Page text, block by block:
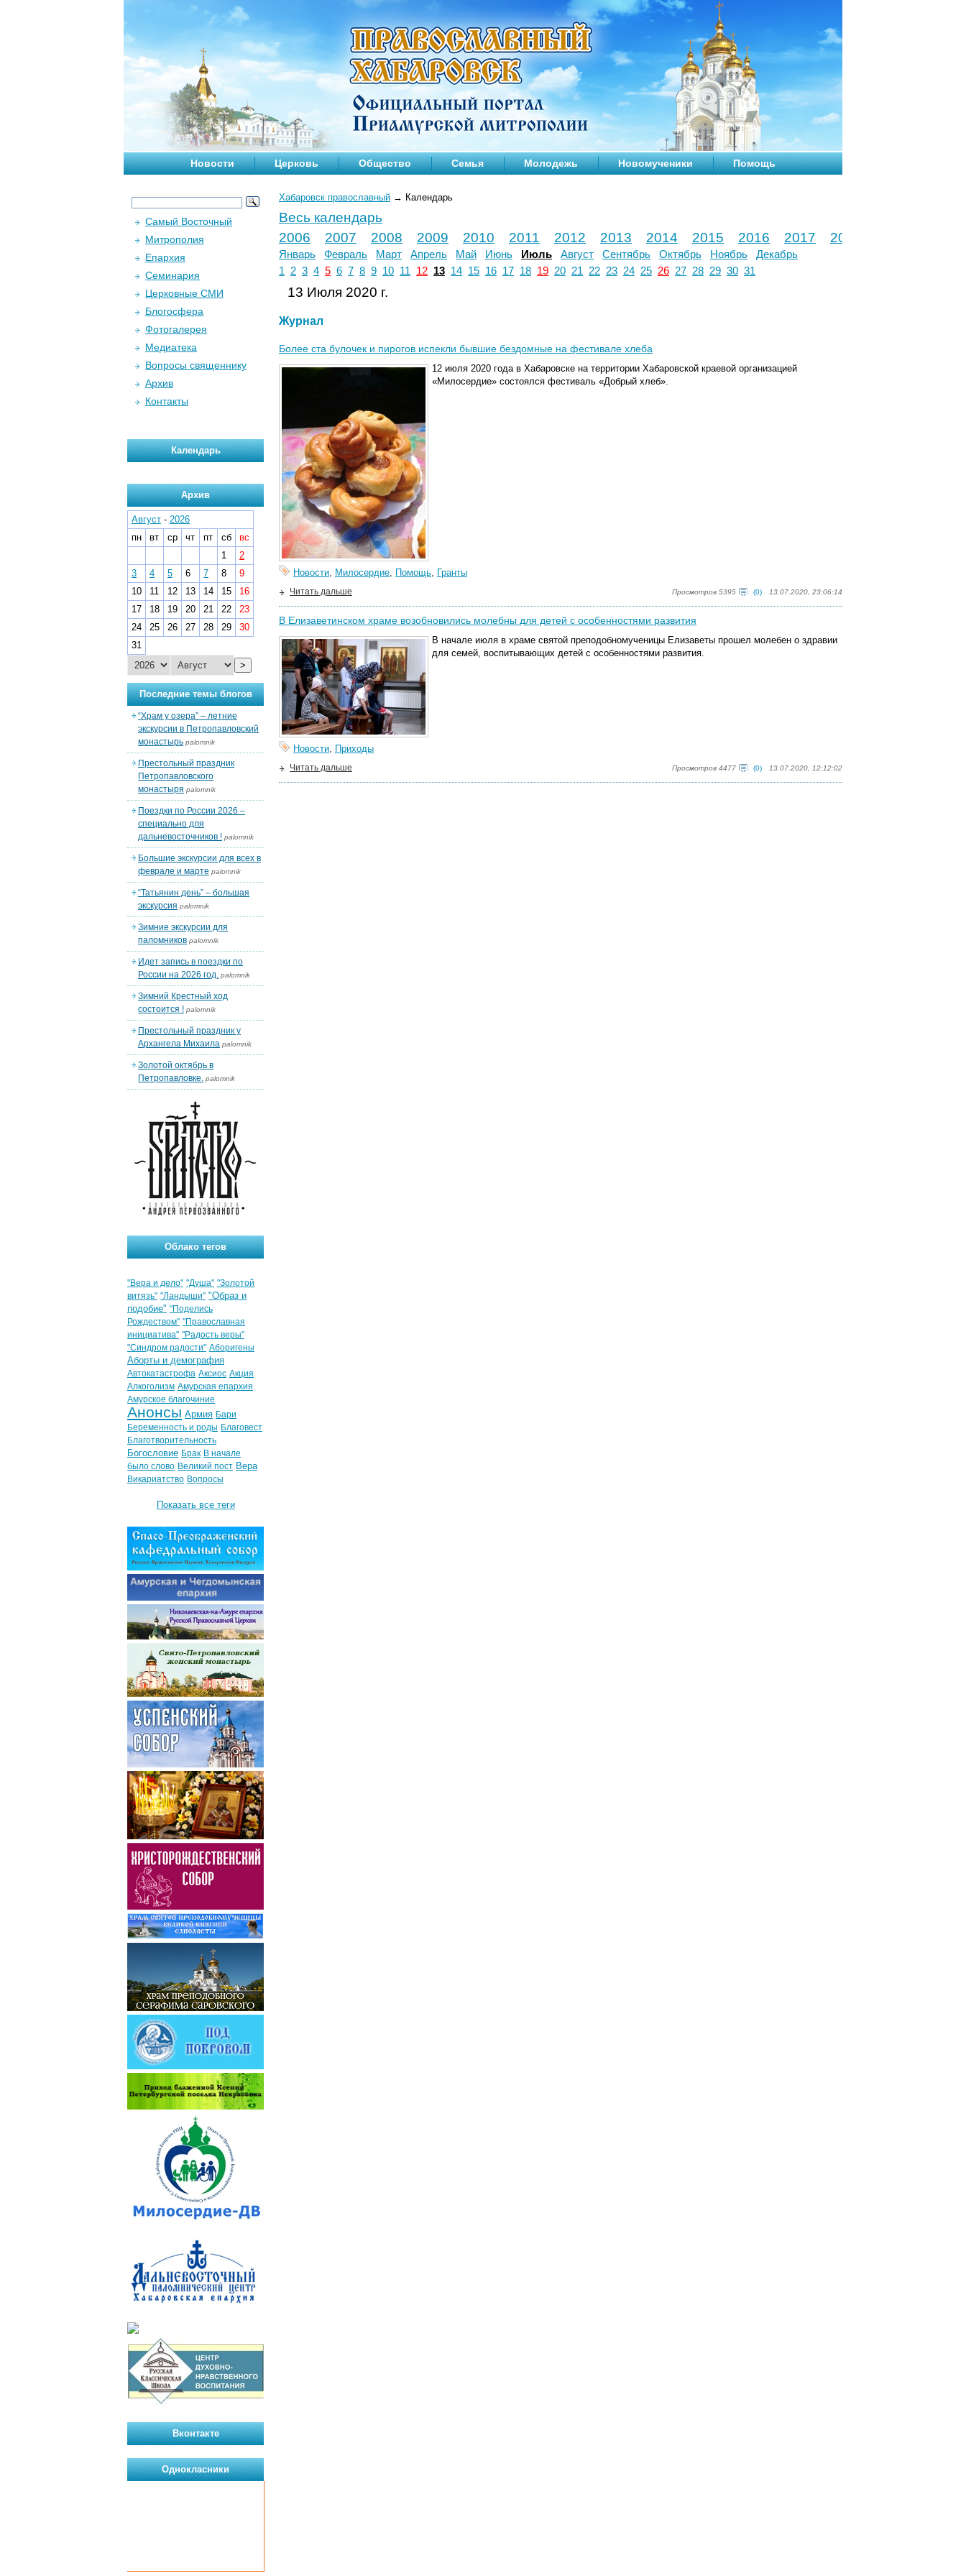
Новости Церковь Общество Семья Молодежь Новомученики Помощь
Хабаровск православный → Календарь
Весь календарь
2006
2007 2008 2009 2010 2011 2012 2013 2014 2015 2016 2017 2018
Январь Февраль Март Апрель Май Июнь Июль Август Сентябрь Октябрь Ноябрь
Декабрь
1
2 3 4 5 6 7 8 9 10 11 12 13 14 15 16 17 18 19 20 21 22 23 24 25 26 27 28 29 30 31
13 Июля 2020 г.
Журнал
Более ста булочек и пирогов испекли бывшие бездомные на фестивале хлеба
12 июля 2020 года в Хабаровске на территории Хабаровской краевой организацией
«Милосердие» состоялся фестиваль «Добрый хлеб».
Новости, Милосердие, Помощь, Гранты
Просмотров 5395 (0) 13.07.2020, 23:06:14
Читать дальше
В Елизаветинском храме возобновились молебны для детей с особенностями развития
В начале июля в храме святой преподобномученицы Елизаветы прошел молебен о здравии
для семей, воспитывающих детей с особенностями развития.
Новости, Приходы
Просмотров 4477 (0) 13.07.2020, 12:12:02
Читать дальше
Самый Восточный
Митрополия
Епархия
Семинария
Церковные СМИ
Блогосфера
Фотогалерея
Медиатека
Вопросы священнику
Архив
Контакты
Календарь
Архив
Август - 2026
пн
вт ср чт пт сб
вс
1
2
3
4 5 6 7 8
9
10
11 12 13 14 15
16
17
18 19 20 21 22
23
24
25 26 27 28 29
30
31
>
Последние темы блогов
“Храм у озера” – летние
экскурсии в Петропавловский
монастырь palomnik
Престольный праздник
Петропавловского
монастыря palomnik
Поездки по России 2026 –
специально для
дальневосточников ! palomnik
Большие экскурсии для всех в
феврале и марте palomnik
“Татьянин день” – большая
экскурсия palomnik
Зимние экскурсии для
паломников palomnik
Идет запись в поездки по
России на 2026 год. palomnik
Зимний Крестный ход
состоится ! palomnik
Престольный праздник у
Архангела Михаила palomnik
Золотой октябрь в
Петропавловке. palomnik
Облако тегов
"Вера и дело" "Душа" "Золотой
витязь" "Ландыши" "Образ и
подобие" "Поделись
Рождеством" "Православная
инициатива" "Радость веры"
"Синдром радости" Аборигены
Аборты и демография
Автокатастрофа Аксиос Акция
Алкоголизм Амурская епархия
Амурское благочиние
Анонсы Армия Бари
Беременность и роды Благовест
Благотворительность
Богословие Брак В начале
было слово Великий пост Вера
Викариатство Вопросы
Показать все теги
Вконтакте
Однокласники